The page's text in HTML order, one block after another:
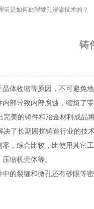
前是如何处理微孔浸渗技术的？
铸
体收缩等原因，不可避免
部导致内部腐蚀，缩短了
美的铸件和冶金材料成品
了长期困扰铸造行业的技
，综合比较，比使用其它
缩机壳体等。
的裂缝和微孔还有砂眼等密